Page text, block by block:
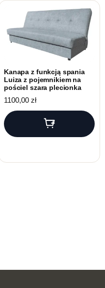
Kanapa z funkcją spania
Luiza z pojemnikiem na
pościel szara plecionka
1100,00 zł